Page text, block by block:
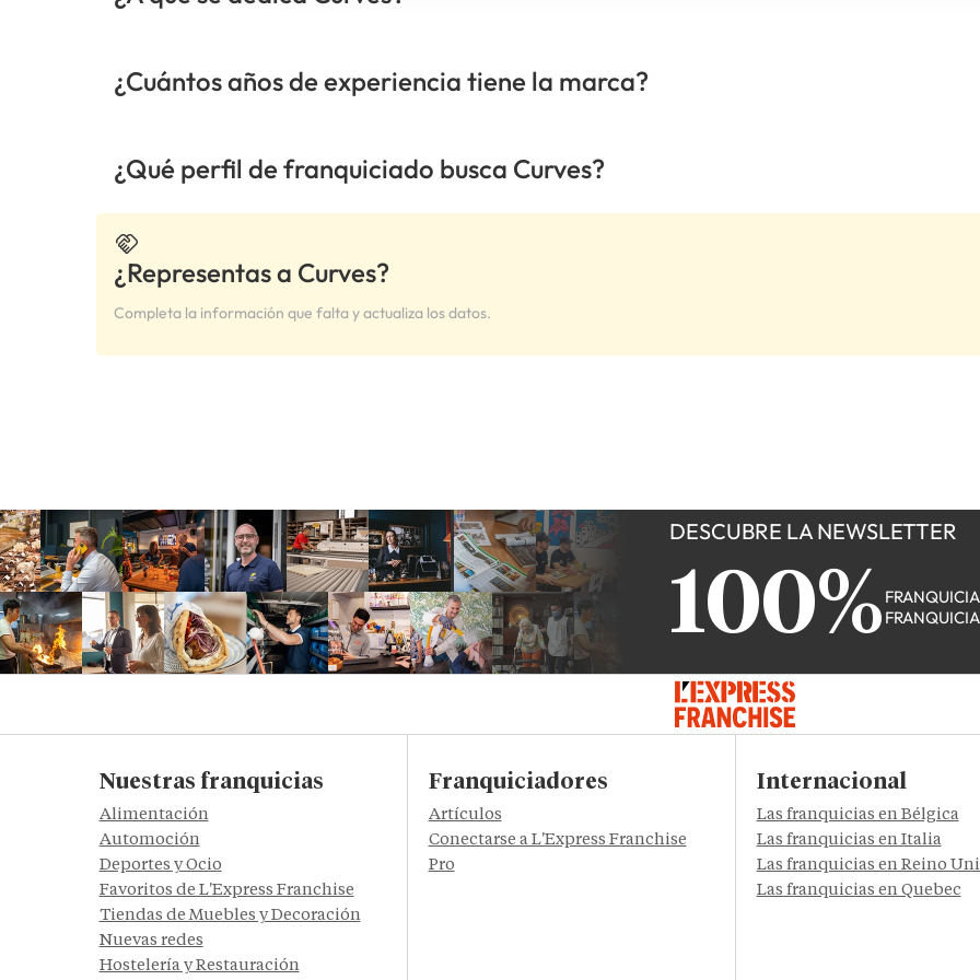
¿Cuántos años de experiencia tiene la marca?
¿Qué perfil de franquiciado busca Curves?
¿Representas a Curves?
Completa la información que falta y actualiza los datos.
DESCUBRE LA NEWSLETTER
100%
Nuestras franquicias
Alimentación
Automoción
Deportes y Ocio
Favoritos de L'Express Franchise
Tiendas de Muebles y Decoración
Nuevas redes
Hostelería y Restauración
Franquiciadores
Artículos
Conectarse a L'Express Franchise
Pro
Internacional
Las franquicias en Bélgica
Las franquicias en Italia
Las franquicias en Reino
Las franquicias en Quebec